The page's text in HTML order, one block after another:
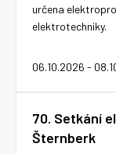
06.10.2026 -
určena
elektrotechniky.
70. Setkání
Šternberk